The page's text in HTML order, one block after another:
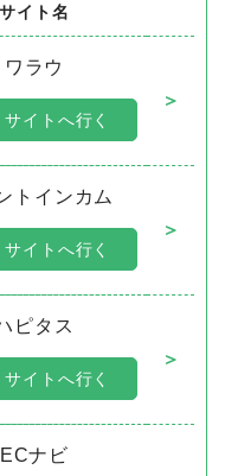
サイト名
ワラウ
＞
サイトへ行く
トインカム
＞
サイトへ行く
ピタス
＞
サイトへ行く
ECナビ